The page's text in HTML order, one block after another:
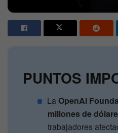
PUNTOS
LaOpenAI
millones de
trabajadores